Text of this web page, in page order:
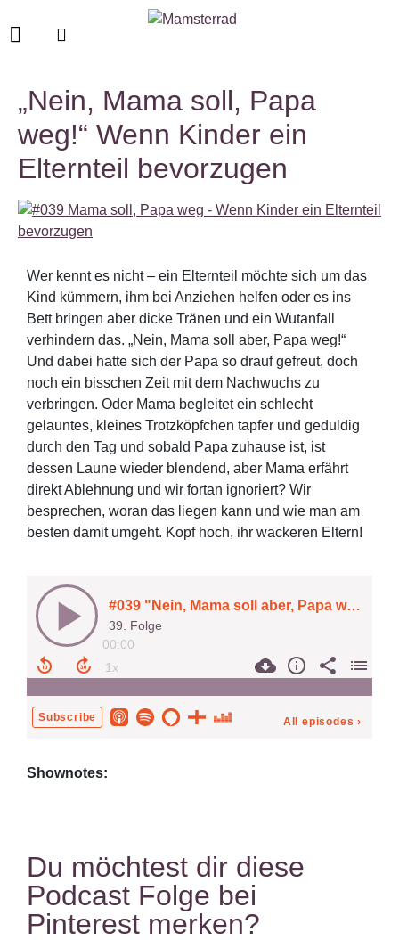
„Nein, Mama soll, Papa
weg!“ Wenn Kinder ein
Elternteil bevorzugen
Wer kennt es nicht – ein Elternteil möchte sich um das
Kind kümmern, ihm bei Anziehen helfen oder es ins
Bett bringen aber dicke Tränen und ein Wutanfall
verhindern das. „Nein, Mama soll aber, Papa weg!“
Und dabei hatte sich der Papa so drauf gefreut, doch
noch ein bisschen Zeit mit dem Nachwuchs zu
verbringen. Oder Mama begleitet ein schlecht
gelauntes, kleines Trotzköpfchen tapfer und geduldig
durch den Tag und sobald Papa zuhause ist, ist
dessen Laune wieder blendend, aber Mama erfährt
direkt Ablehnung und wir fortan ignoriert? Wir
besprechen, woran das liegen kann und wie man am
besten damit umgeht. Kopf hoch, ihr wackeren Eltern!
Shownotes:
Du möchtest dir diese
Podcast Folge bei
Pinterest merken?